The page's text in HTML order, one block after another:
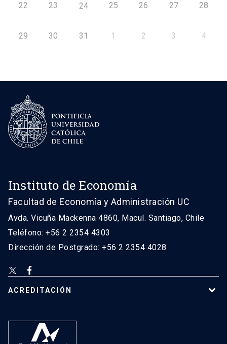
22 23 24 25 26 27 28
29 30 31 1 2 3 4
Instituto de Economía
Facultad de Economía y Administración UC
Avda. Vicuña Mackenna 4860, Macul. Santiago, Chile
Teléfono: +56 2 2354 4303
Dirección de Postgrado: +56 2 2354 4028
ACREDITACIÓN